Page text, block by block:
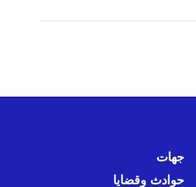
جهات
حوادث وقضايا